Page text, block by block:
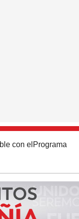
con el Programa